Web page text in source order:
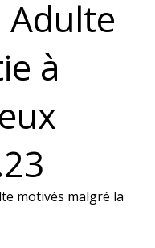
Adulte
à
motivés malgré la